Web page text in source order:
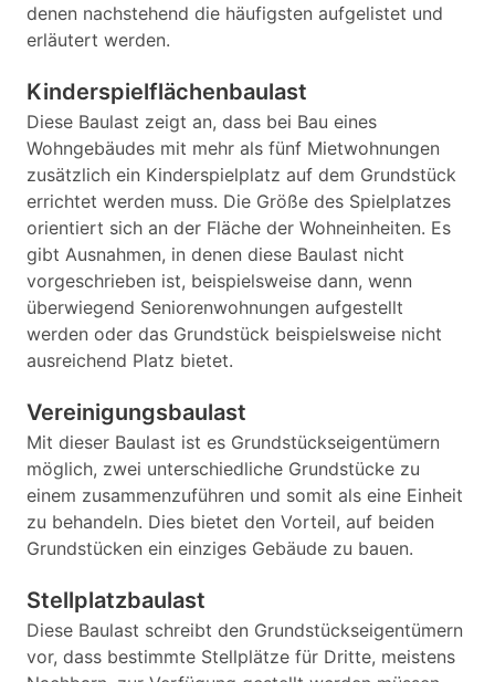
denen nachstehend die häufigsten aufgelistet und
erläutert werden.
Kinderspielflächenbaulast
Diese Baulast zeigt an, dass bei Bau eines
Wohngebäudes mit mehr als fünf Mietwohnungen
zusätzlich ein Kinderspielplatz auf dem Grundstück
errichtet werden muss. Die Größe des Spielplatzes
orientiert sich an der Fläche der Wohneinheiten. Es
gibt Ausnahmen, in denen diese Baulast nicht
vorgeschrieben ist, beispielsweise dann, wenn
überwiegend Seniorenwohnungen aufgestellt
werden oder das Grundstück beispielsweise nicht
ausreichend Platz bietet.
Vereinigungsbaulast
Mit dieser Baulast ist es Grundstückseigentümern
möglich, zwei unterschiedliche Grundstücke zu
einem zusammenzuführen und somit als eine Einheit
zu behandeln. Dies bietet den Vorteil, auf beiden
Grundstücken ein einziges Gebäude zu bauen.
Stellplatzbaulast
Diese Baulast schreibt den Grundstückseigentümern
vor, dass bestimmte Stellplätze für Dritte, meistens